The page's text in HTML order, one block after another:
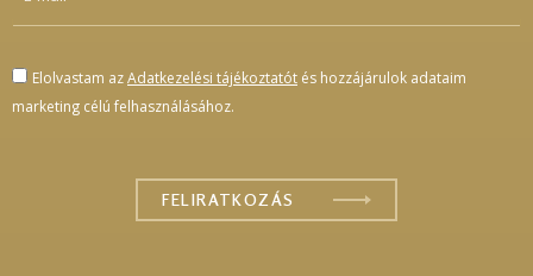
Elolvastam azAdatkezelési tájékoztatót és hozzájárulok adataim
marketing célú felhasználásához.